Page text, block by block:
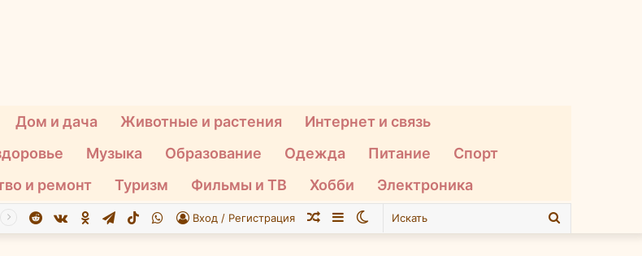
Дом и дача Животные и растения
Интернет и связь
Музыка Образование Одежда Питание
Спорт
и ремонт Туризм Фильмы и ТВ Хобби Электроника
Искать
Switch
Sidebar
Случайная
Вход / Регистрация
WhatsApp
TikTok
Telegram
Одноклассники
vk.com
Reddit